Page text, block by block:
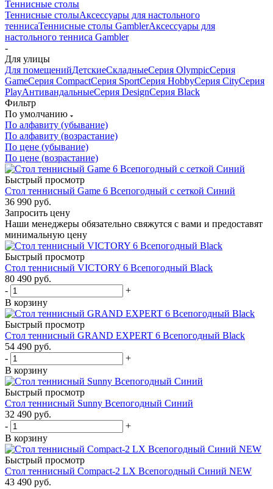
Теннисные столы
Теннисные столыАксессуары для настольного
теннисаТеннисные столы GamblerАксессуары для
настольного тенниса Gambler
-
Для улицы
Для помещенийДетскиеСкладныеСерия OlympicСерия
GameСерия CompactСерия SportСерия HobbyСерия CityСерия
PlayАнтивандальныеСерия DesignСерия Black
Фильтр
По умолчанию
По алфавиту (убывание)
По алфавиту (возрастание)
По цене (убывание)
По цене (возрастание)
Быстрый просмотр
Стол теннисный Game 6 Всепогодный с сеткой Синий
36 990 руб.
Запросить цену
Наши менеджеры обязательно свяжутся с вами и предоставят
минимальную цену
Быстрый просмотр
Стол теннисный VICTORY 6 Всепогодный Black
80 490 руб.
-
+
В корзину
Быстрый просмотр
Стол теннисный GRAND EXPERT 6 Всепогодный Black
54 490 руб.
-
+
В корзину
Быстрый просмотр
Стол теннисный Sunny Всепогодный Синий
32 490 руб.
-
+
В корзину
Быстрый просмотр
Стол теннисный Compact-2 LX Всепогодный Синий NEW
43 490 руб.